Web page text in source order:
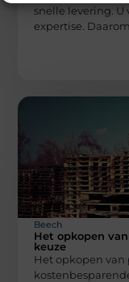
snelle levering.
expertise.
Beech
Het opkopen
keuze
Het opkopen van